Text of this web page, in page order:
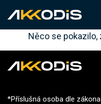
Něco se
*Příslušná osoba dle